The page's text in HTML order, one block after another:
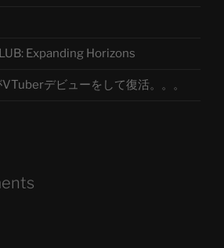
Expanding Horizons
VTuberデビューをして復活。。。